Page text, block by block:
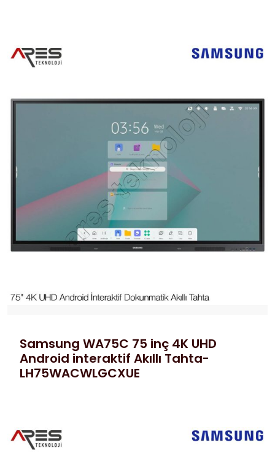
Samsung WA75C 75 inç 4K UHD
Android interaktif Akıllı Tahta-
LH75WACWLGCXUE